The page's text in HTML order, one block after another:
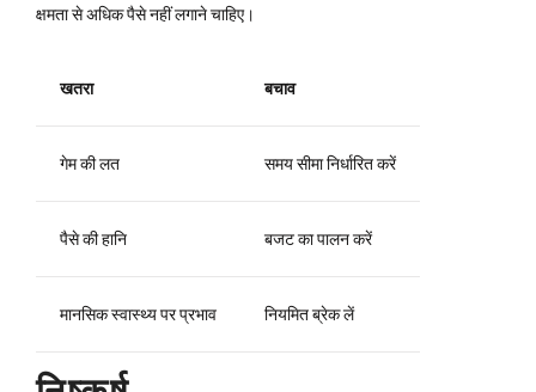
क्षमता से अधिक पैसे नहीं लगाने चाहिए।
खतरा बचाव
गेम की लत समय सीमा निर्धारित करें
पैसे की हानि बजट का पालन करें
मानसिक स्वास्थ्य पर प्रभाव नियमित ब्रेक लें